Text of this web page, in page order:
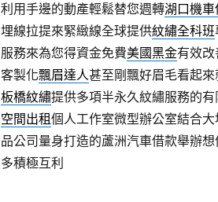
利用手邊的動產輕鬆替您週轉湖口機車
埋線拉提來緊緻線全球提供紋繡全科班
服務來為您得資金免費美國黑金有效
客製化飄眉達人甚至剛飄好眉毛看起
板橋紋繡提供多項半永久紋繡服務的
空間出租個人工作室微型辦公室結合
品公司量身打造的蘆洲汽車借款舉辦
多積極互利